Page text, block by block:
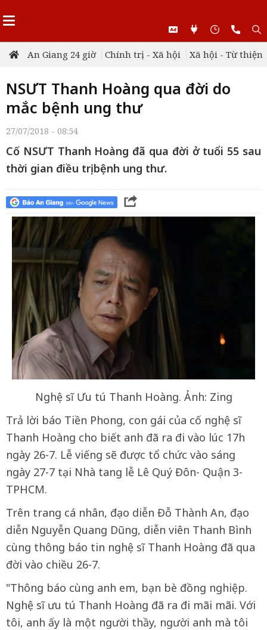
An Giang 24 giờ Chính trị - Xã hội Xã hội - Từ thiện
NSƯT Thanh Hoàng qua đời do
mắc bệnh ung thư
27/07/2018 - 08:54
Cố NSƯT Thanh Hoàng đã qua đời ở tuổi 55 sau
thời gian điều trị bệnh ung thư.
Nghệ sĩ Ưu tú Thanh Hoàng. Ảnh: Zing
Trả lời báo Tiền Phong, con gái của cố nghệ sĩ
Thanh Hoàng cho biết anh đã ra đi vào lúc 17h
ngày 26-7. Lễ viếng sẽ được tổ chức vào sáng
ngày 27-7 tại Nhà tang lễ Lê Quý Đôn- Quận 3-
TPHCM.
Trên trang cá nhân, đạo diễn Đỗ Thành An, đạo
diễn Nguyễn Quang Dũng, diễn viên Thanh Bình
cùng thông báo tin nghệ sĩ Thanh Hoàng đã qua
đời vào chiều 26-7.
"Thông báo cùng anh em, bạn bè đồng nghiệp.
Nghệ sĩ ưu tú Thanh Hoàng đã ra đi mãi mãi. Với
tôi, anh ấy là một người thầy, người anh mà tôi